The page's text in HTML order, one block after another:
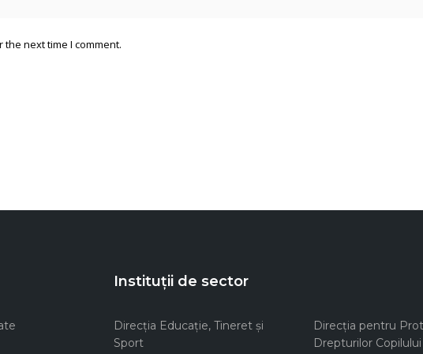
next time I comment.
Instituții de sector
Direcţia Educaţie, Tineret şi
Sport
Direcţia pentru
Drepturilor Copilului